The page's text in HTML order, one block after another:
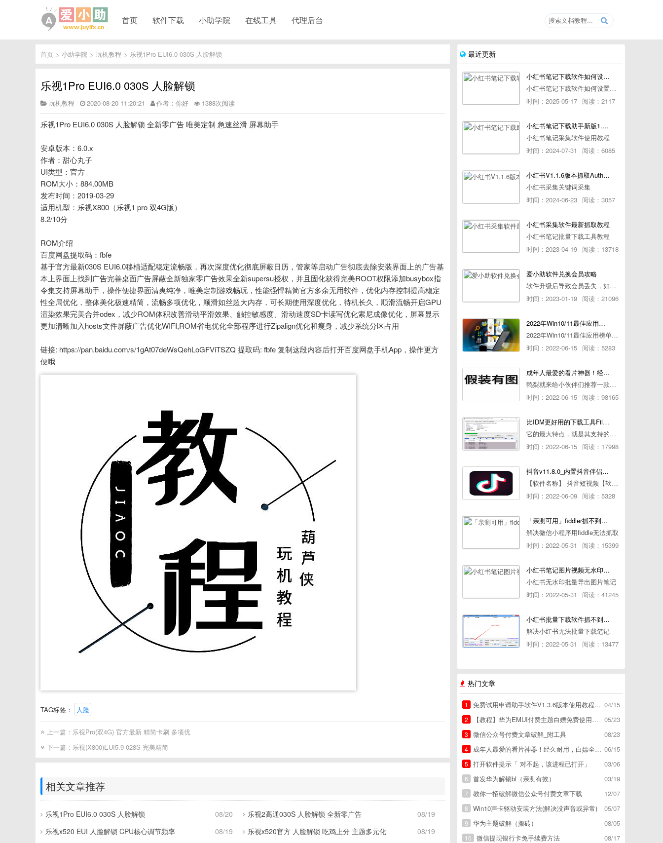
首页 软件下载 小助学院 在线工具 代理后台
首页 > 小助学院 > 玩机教程 > 乐视1Pro EUI6.0 030S 人脸解锁
乐视1Pro EUI6.0 030S 人脸解锁
玩机教程 2020-08-20 11:20:21 作者：你好 1388次阅读
乐视1Pro EUI6.0 030S 人脸解锁 全新零广告 唯美定制 急速丝滑 屏幕助手
安卓版本：6.0.x
作者：甜心丸子
UI类型：官方
ROM大小：884.00MB
发布时间：2019-03-29
适用机型：乐视X800（乐视1 pro 双4G版）
8.2/10分
ROM介绍
百度网盘提取码：fbfe
基于官方最新030S EUI6.0移植适配稳定流畅版，再次深度优化彻底屏蔽日历，管家等启动广告彻底去除安装界面上的广告基
本上界面上找到广告完善桌面广告屏蔽全新独家零广告效果全新supersu授权，并且固化获得完美ROOT权限添加busybox指
令集支持屏幕助手，操作便捷界面清爽纯净，唯美定制游戏畅玩，性能强悍精简官方多余无用软件，优化内存控制提高稳定
性全局优化，整体美化极速精简，流畅多项优化，顺滑如丝超大内存，可长期使用深度优化，待机长久，顺滑流畅开启GPU
渲染效果完美合并odex，减少ROM体积改善滑动平滑效果、触控敏感度、滑动速度SD卡读写优化索尼成像优化，屏幕显示
更加清晰加入hosts文件屏蔽广告优化WIFI,ROM省电优化全部程序进行Zipalign优化和瘦身，减少系统分区占用
链接: https://pan.baidu.com/s/1gAt07deWsQehLoGFViTSZQ 提取码: fbfe 复制这段内容后打开百度网盘手机App，操作更方
便哦
TAG标签： 人脸
上一篇： 乐视Pro(双4G) 官方最新 精简卡刷 多项优
下一篇： 乐视(X800)EUI5.9 028S 完美精简
相关文章推荐
08/20
乐视1Pro EUI6.0 030S 人脸解锁 08/19
乐视2高通030S 人脸解锁 全新零广告
08/19
乐视x520 EUI 人脸解锁 CPU核心调节频率 08/19
乐视x520官方 人脸解锁 吃鸡上分 主题多元化
最近更新
小红书笔记下载软件如何设置浏览器路径
小红书笔记下载软件如何设置浏览器路径
时间：2025-05-17 阅读：2117
小红书笔记下载助手新版1.1.7版本使用教程
小红书笔记采集软件使用教程
时间：2024-07-31
阅读：6085
小红书V1.1.6版本抓取AuthorId最新教程
小红书采集关键词采集
时间：2024-06-23 阅读：3057
小红书采集软件最新抓取教程
小红书笔记批量下载工具教程
时间：2023-04-19 阅读：13718
爱小助软件兑换会员攻略
软件升级后导致会员丢失，如何快速兑换会员详细攻略
时间：2023-01-19 阅读：21096
2022年Win10/11最佳应用榜单出炉！ 你都用过几个？
2022年Win10/11最佳应用榜单出炉！ 你都用过几个？
时间：2022-06-15 阅读：5283
成年人最爱的看片神器！经久耐用-白嫖全网资源
鸭梨就来给小伙伴们推荐一款经久耐用的良心播放器，资源齐全无广告，可以放心使用~
时间：2022-06-15 阅读：98165
比IDM更好用的下载工具File Centipede文件蜈蚣-秒杀迅雷-直接飞起！
它的最大特点，就是其支持的下载协议几乎是市面上最全面的，包括HTTP/FTP、BT种子、磁力链接，m3u8流任务（AES-128解密）。
时间：2022-06-15 阅读：17998
抖音v11.8.0_内置抖音伴侣/视频去水印
【软件名称】 抖音短视频【软件版本】 11.8.0【软件大小】 83.74M【是否Root】不需要【测试机型】PCML10 [oppo Reno Ace]【文字介绍】 抖音短视频app是一款很有意思娱
时间：2022-06-09 阅读：5328
「亲测可用」fiddler抓不到pc端微信小程序包解决方案
解决微信小程序用fiddle无法抓取
时间：2022-05-31
阅读：15399
小红书笔记图片视频无水印批量下载软件使用教程
小红书无水印批量导出图片笔记
时间：2022-05-31
阅读：41245
小红书批量下载软件抓不到authorId如何解决
解决小红书无法批量下载笔记
时间：2022-05-31
阅读：13477
热门文章
04/15
1
免费试用申请助手软件V1.3.6版本使用教程，免费领空调冰箱，附下载地址
05/23
2
【教程】华为EMUI付费主题白嫖免费使用方法。
08/23
3
微信公众号付费文章破解_附工具
06/15
4
成年人最爱的看片神器！经久耐用，白嫖全网资源
03/06
5
打开软件提示「 对不起，该进程已打开」
03/19
6
首发华为解锁bl（亲测有效）
12/07
7
教你一招破解微信公众号付费文章下载
05/07
8
Win10声卡驱动安装方法(解决没声音或异常)
08/05
9
华为主题破解（搬砖）
08/17
10
微信提现银行卡免手续费方法